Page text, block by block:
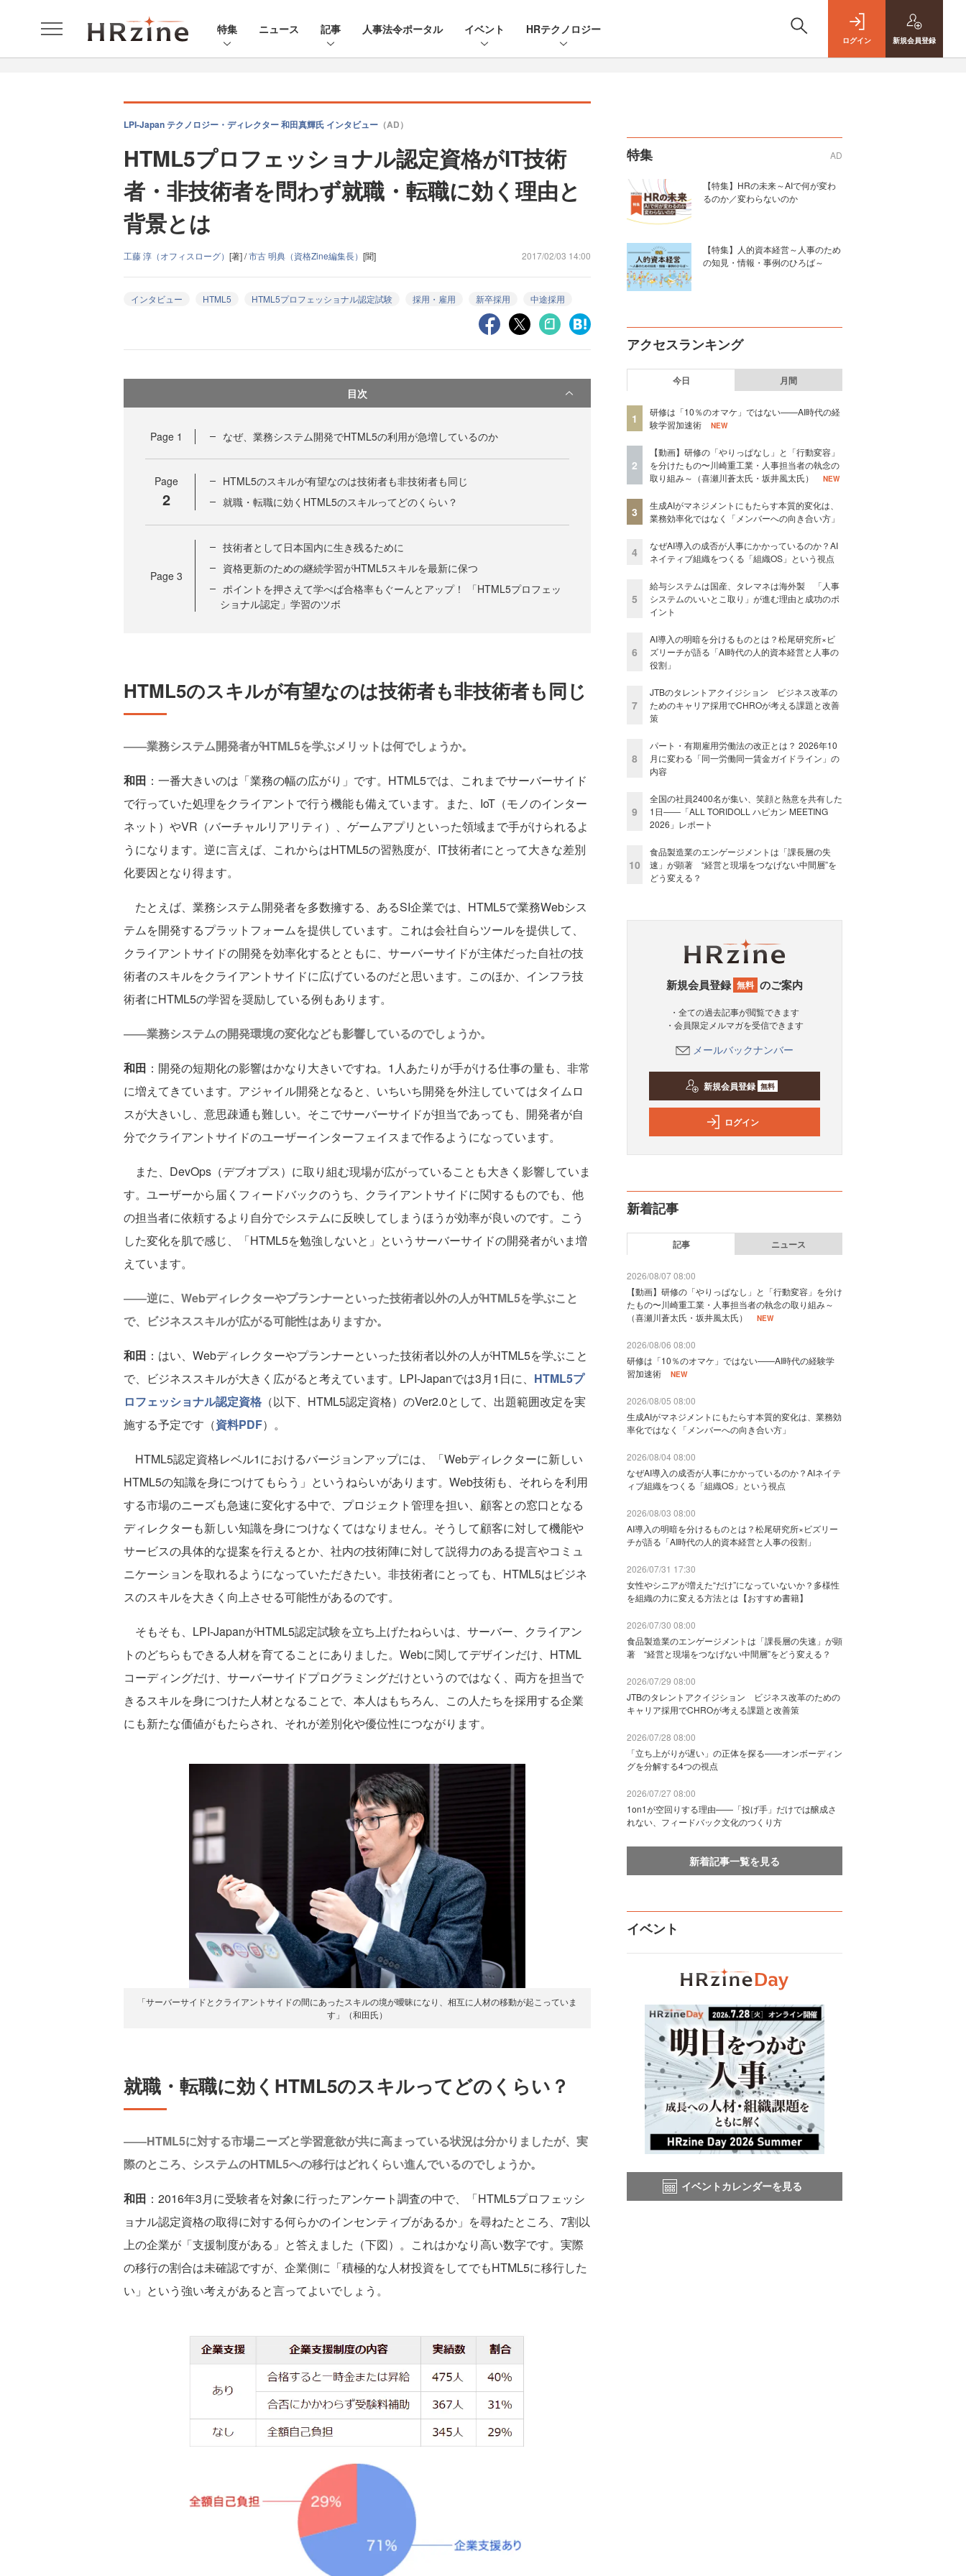
特集 ニュース 記事 人事法令ポータル イベント HRテクノロジー
ログイン 新規会員登録
LPI-Japan テクノロジー・ディレクター 和田真輝氏 インタビュー （AD）
HTML5プロフェッショナル認定資格がIT技術
者・非技術者を問わず就職・転職に効く理由と
背景とは
工藤 淳（オフィスローグ） [著] /市古 明典（資格Zine編集長） [聞] 2017/02/03 14:00
インタビュー HTML5 HTML5プロフェッショナル認定試験 採用・雇用 新卒採用 中途採用
目次
Page 1 なぜ、業務システム開発でHTML5の利用が急増しているのか
Page
2
HTML5のスキルが有望なのは技術者も非技術者も同じ
就職・転職に効くHTML5のスキルってどのくらい？
Page 3
技術者として日本国内に生き残るために
資格更新のための継続学習がHTML5スキルを最新に保つ
ポイントを押さえて学べば合格率もぐーんとアップ！ 「HTML5プロフェッ
ショナル認定」学習のツボ
HTML5のスキルが有望なのは技術者も非技術者も同じ
――業務システム開発者がHTML5を学ぶメリットは何でしょうか。
和田 ：一番大きいのは「業務の幅の広がり」です。HTML5では、これまでサーバーサイド
で行っていた処理をクライアントで行う機能も備えています。また、IoT（モノのインター
ネット）やVR（バーチャルリアリティ）、ゲームアプリといった領域まで手がけられるよ
うになります。逆に言えば、これからはHTML5の習熟度が、IT技術者にとって大きな差別
化要因となり得ます。
たとえば、業務システム開発者を多数擁する、あるSI企業では、HTML5で業務Webシス
テムを開発するプラットフォームを提供しています。これは会社自らツールを提供して、
クライアントサイドの開発を効率化するとともに、サーバーサイドが主体だった自社の技
術者のスキルをクライアントサイドに広げているのだと思います。このほか、インフラ技
術者にHTML5の学習を奨励している例もあります。
――業務システムの開発環境の変化なども影響しているのでしょうか。
和田 ：開発の短期化の影響はかなり大きいですね。1人あたりが手がける仕事の量も、非常
に増えてきています。アジャイル開発となると、いちいち開発を外注していてはタイムロ
スが大きいし、意思疎通も難しい。そこでサーバーサイドが担当であっても、開発者が自
分でクライアントサイドのユーザーインターフェイスまで作るようになっています。
また、DevOps（デブオプス）に取り組む現場が広がっていることも大きく影響していま
す。ユーザーから届くフィードバックのうち、クライアントサイドに関するものでも、他
の担当者に依頼するより自分でシステムに反映してしまうほうが効率が良いのです。こう
した変化を肌で感じ、「HTML5を勉強しないと」というサーバーサイドの開発者がいま増
えています。
――逆に、Webディレクターやプランナーといった技術者以外の人がHTML5を学ぶこと
で、ビジネススキルが広がる可能性はありますか。
和田 ：はい、Webディレクターやプランナーといった技術者以外の人がHTML5を学ぶこと
で、ビジネススキルが大きく広がると考えています。LPI-Japanでは3月1日に、 HTML5プ
ロフェッショナル認定資格 （以下、HTML5認定資格）のVer2.0として、出題範囲改定を実
施する予定です（資料PDF）。
HTML5認定資格レベル1におけるバージョンアップには、「Webディレクターに新しい
HTML5の知識を身につけてもらう」というねらいがあります。Web技術も、それらを利用
する市場のニーズも急速に変化する中で、プロジェクト管理を担い、顧客との窓口となる
ディレクターも新しい知識を身につけなくてはなりません。そうして顧客に対して機能や
サービスの具体的な提案を行えるとか、社内の技術陣に対して説得力のある提言やコミュ
ニケーションを取れるようになっていただきたい。非技術者にとっても、HTML5はビジネ
スのスキルを大きく向上させる可能性があるのです。
そもそも、LPI-JapanがHTML5認定試験を立ち上げたねらいは、サーバー、クライアン
トのどちらもできる人材を育てることにありました。Webに関してデザインだけ、HTML
コーディングだけ、サーバーサイドプログラミングだけというのではなく、両方を担当で
きるスキルを身につけた人材となることで、本人はもちろん、この人たちを採用する企業
にも新たな価値がもたらされ、それが差別化や優位性につながります。
「サーバーサイドとクライアントサイドの間にあったスキルの境が曖昧になり、相互に人材の移動が起こっていま
す」（和田氏）
就職・転職に効くHTML5のスキルってどのくらい？
――HTML5に対する市場ニーズと学習意欲が共に高まっている状況は分かりましたが、実
際のところ、システムのHTML5への移行はどれくらい進んでいるのでしょうか。
和田 ：2016年3月に受験者を対象に行ったアンケート調査の中で、「HTML5プロフェッシ
ョナル認定資格の取得に対する何らかのインセンティブがあるか」を尋ねたところ、7割以
上の企業が「支援制度がある」と答えました（下図）。これはかなり高い数字です。実際
の移行の割合は未確認ですが、企業側に「積極的な人材投資をしてでもHTML5に移行した
い」という強い考えがあると言ってよいでしょう。
特集 AD
【特集】HRの未来～AIで何が変わ
るのか／変わらないのか
【特集】人的資本経営～人事のため
の知見・情報・事例のひろば～
アクセスランキング
今日 月間
1
研修は「10％のオマケ」ではない——AI時代の経
験学習加速術
NEW
2
【動画】研修の「やりっぱなし」と「行動変容」
を分けたもの〜川崎重工業・人事担当者の執念の
取り組み～（喜瀬川蒼太氏・坂井風太氏）
NEW
3
生成AIがマネジメントにもたらす本質的変化は、
業務効率化ではなく「メンバーへの向き合い方」
4
なぜAI導入の成否が人事にかかっているのか？AI
ネイティブ組織をつくる「組織OS」という視点
5
給与システムは国産、タレマネは海外製 「人事
システムのいいとこ取り」が進む理由と成功のポ
イント
6
AI導入の明暗を分けるものとは？松尾研究所×ビ
ズリーチが語る「AI時代の人的資本経営と人事の
役割」
7
JTBのタレントアクイジション ビジネス改革の
ためのキャリア採用でCHROが考える課題と改善
策
8
パート・有期雇用労働法の改正とは？ 2026年10
月に変わる「同一労働同一賃金ガイドライン」の
内容
9
全国の社員2400名が集い、笑顔と熱意を共有した
1日――「ALL TORIDOLL ハピカン MEETING
2026」レポート
10
食品製造業のエンゲージメントは「課長層の失
速」が顕著 “経営と現場をつなげない中間層”を
どう変える？
新規会員登録 無料 のご案内
・全ての過去記事が閲覧できます
・会員限定メルマガを受信できます
メールバックナンバー
新規会員登録 無料
ログイン
新着記事
記事 ニュース
2026/08/07 08:00
【動画】研修の「やりっぱなし」と「行動変容」を分け
たもの〜川崎重工業・人事担当者の執念の取り組み～
（喜瀬川蒼太氏・坂井風太氏）
NEW
2026/08/06 08:00
研修は「10％のオマケ」ではない——AI時代の経験学
習加速術
NEW
2026/08/05 08:00
生成AIがマネジメントにもたらす本質的変化は、業務効
率化ではなく「メンバーへの向き合い方」
2026/08/04 08:00
なぜAI導入の成否が人事にかかっているのか？AIネイテ
ィブ組織をつくる「組織OS」という視点
2026/08/03 08:00
AI導入の明暗を分けるものとは？松尾研究所×ビズリー
チが語る「AI時代の人的資本経営と人事の役割」
2026/07/31 17:30
女性やシニアが増えた“だけ”になっていないか？多様性
を組織の力に変える方法とは【おすすめ書籍】
2026/07/30 08:00
食品製造業のエンゲージメントは「課長層の失速」が顕
著 “経営と現場をつなげない中間層”をどう変える？
2026/07/29 08:00
JTBのタレントアクイジション ビジネス改革のための
キャリア採用でCHROが考える課題と改善策
2026/07/28 08:00
「立ち上がりが遅い」の正体を探る——オンボーディン
グを分解する4つの視点
2026/07/27 08:00
1on1が空回りする理由——「投げ手」だけでは醸成さ
れない、フィードバック文化のつくり方
新着記事一覧を見る
イベント
イベントカレンダーを見る